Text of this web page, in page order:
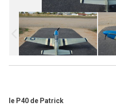
le P40 de Patrick